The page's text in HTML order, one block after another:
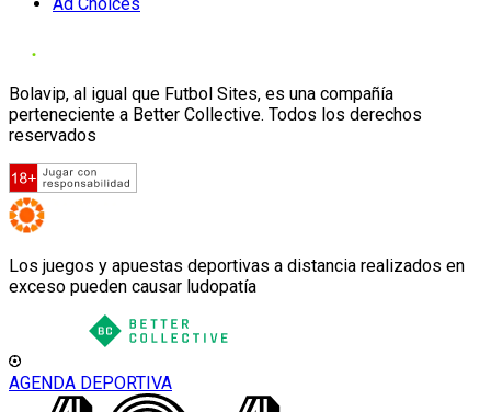
Bolavip, al igual que Futbol Sites, es una compañía
perteneciente a Better Collective. Todos los derechos
reservados
Los juegos y apuestas deportivas a distancia realizados en
exceso pueden causar ludopatía
AGENDA DEPORTIVA